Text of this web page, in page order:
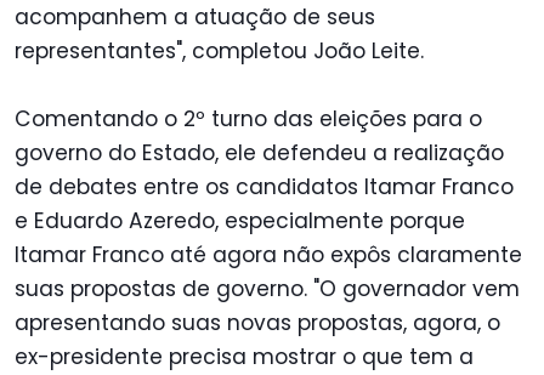
acompanhem a atuação de seus
representantes", completou João Leite.
Comentando o 2º turno das eleições para o
governo do Estado, ele defendeu a realização
de debates entre os candidatos Itamar Franco
e Eduardo Azeredo, especialmente porque
Itamar Franco até agora não expôs claramente
suas propostas de governo. "O governador vem
apresentando suas novas propostas, agora, o
ex-presidente precisa mostrar o que tem a